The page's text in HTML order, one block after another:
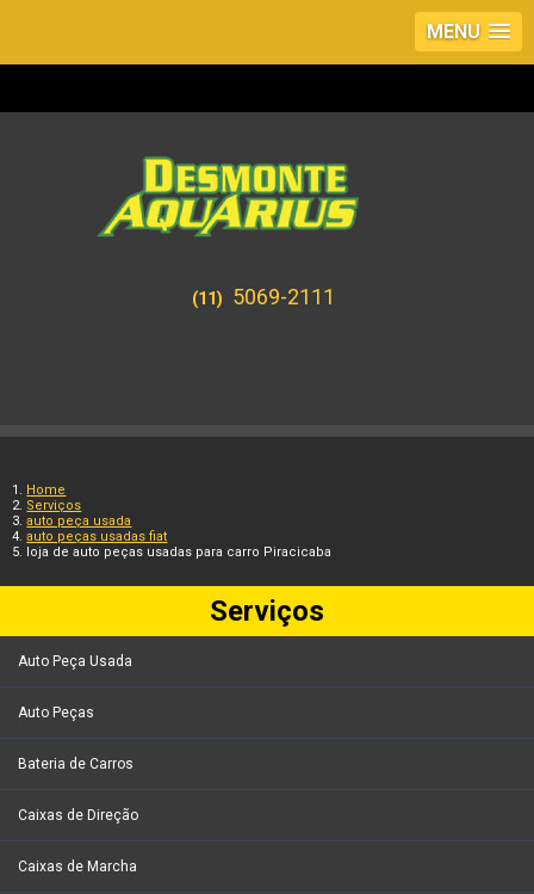
MENU
(11) 5069-2111
Home
Serviços
auto peça usada
auto peças usadas fiat
loja de auto peças usadas para carro Piracicaba
Serviços
Auto Peça Usada
Auto Peças
Bateria de Carros
Caixas de Direção
Caixas de Marcha